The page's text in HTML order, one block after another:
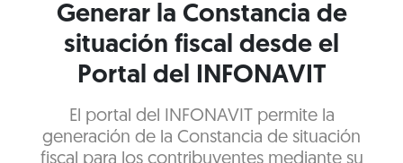
Generar la Constancia de
situación fiscal desde el
Portal del INFONAVIT
El portal del INFONAVIT permite la
generación de la Constancia de situación
fiscal para los contribuyentes mediante su